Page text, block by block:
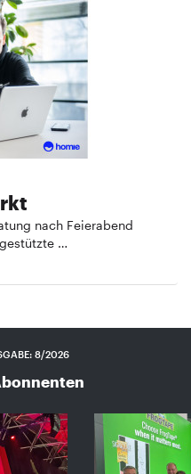
nach Feierabend
…
8/2026